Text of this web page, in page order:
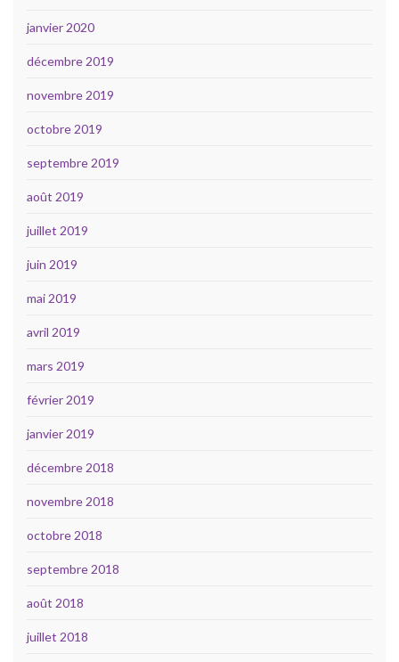
janvier 2020
décembre 2019
novembre 2019
octobre 2019
septembre 2019
août 2019
juillet 2019
juin 2019
mai 2019
avril 2019
mars 2019
février 2019
janvier 2019
décembre 2018
novembre 2018
octobre 2018
septembre 2018
août 2018
juillet 2018